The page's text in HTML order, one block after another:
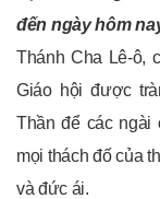
đến ngày hôm
Thánh Cha Lê-ô,
Giáo hội được
Thần để các ngài
mọi thách đố của
và đức ái.